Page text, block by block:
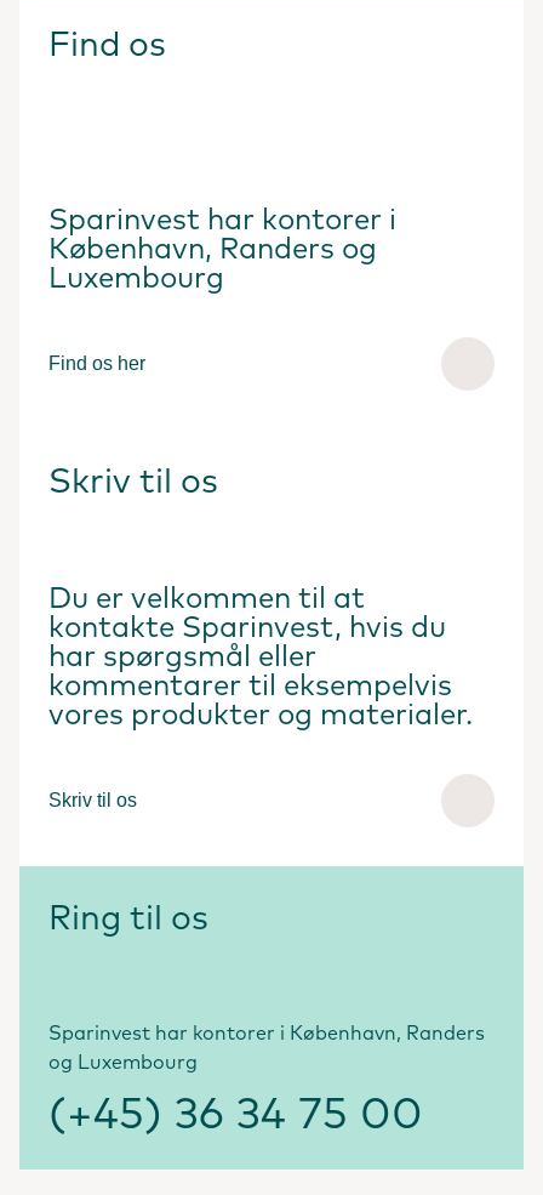
Find os
Sparinvest har kontorer i
København, Randers og
Luxembourg
Find os her
Skriv til os
Du er velkommen til at
kontakte Sparinvest, hvis du
har spørgsmål eller
kommentarer til eksempelvis
vores produkter og materialer.
Skriv til os
Ring til os
Sparinvest har kontorer i København, Randers
og Luxembourg
(+45) 36 34 75 00